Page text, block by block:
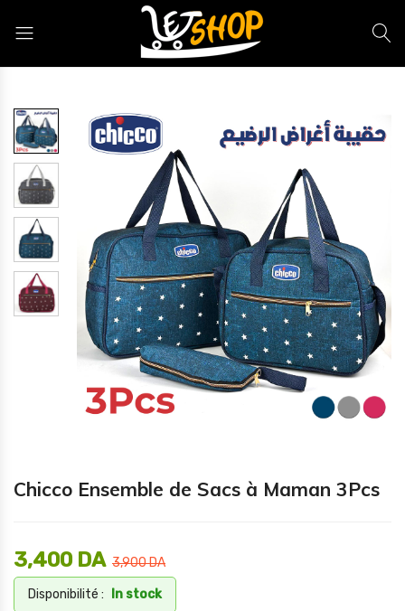
Chicco Ensemble de Sacs à Maman 3Pcs
3,900DA
3,400 DA
Disponibilité : In stock